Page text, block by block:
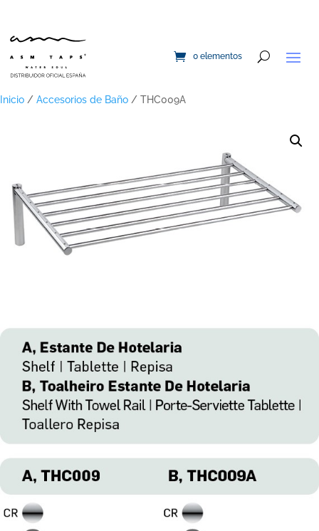
0 elementos
Inicio / Accesorios de Baño / THC009A